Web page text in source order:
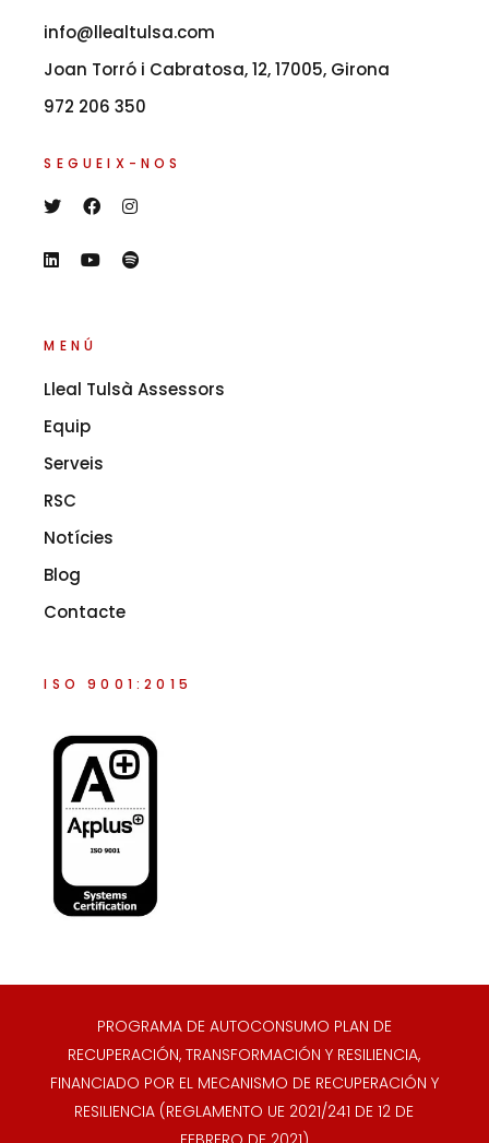
info@llealtulsa.com
Joan Torró i Cabratosa, 12, 17005, Girona
972 206 350
SEGUEIX-NOS
MENÚ
Lleal Tulsà Assessors
Equip
Serveis
RSC
Notícies
Blog
Contacte
ISO 9001:2015
PROGRAMA DE AUTOCONSUMO PLAN DE
RECUPERACIÓN, TRANSFORMACIÓN Y RESILIENCIA,
FINANCIADO POR EL MECANISMO DE RECUPERACIÓN Y
RESILIENCIA (REGLAMENTO UE 2021/241 DE 12 DE